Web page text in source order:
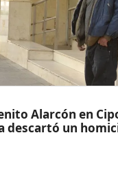
Alarcón en
descartó un